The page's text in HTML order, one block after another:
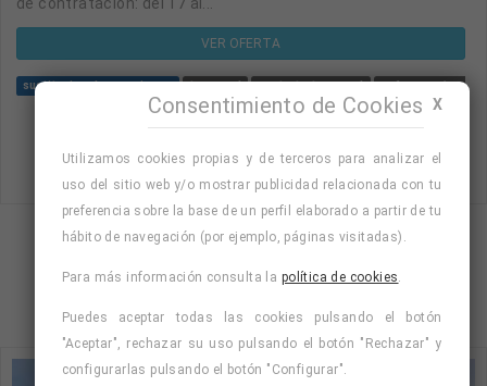
VER OFERTA
sustitucion de vacaciones temporal contrato temporal enfermero/a para
Mostrando página 1 de 3 (Total 9)
3
X
Consentimiento de Cookies
Utilizamos cookies propias y de terceros para analizar el
uso del sitio web y/o mostrar publicidad relacionada con tu
preferencia sobre la base de un perfil elaborado a partir de tu
hábito de navegación (por ejemplo, páginas visitadas).
Para más información consulta la política de cookies
Puedes aceptar todas las cookies pulsando el botón
"Aceptar", rechazar su uso pulsando el botón "Rechazar" y
configurarlas pulsando el botón "Configurar".